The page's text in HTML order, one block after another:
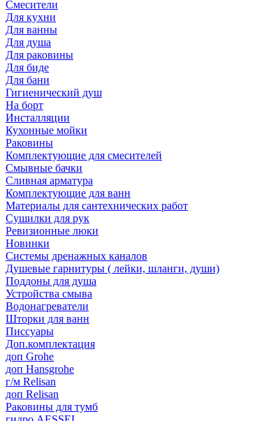
Смесители
Для кухни
Для ванны
Для душа
Для раковины
Для биде
Для бани
Гигиенический душ
На борт
Инсталляции
Кухонные мойки
Раковины
Комплектующие для смесителей
Смывные бачки
Сливная арматура
Комплектующие для ванн
Материалы для сантехнических работ
Сушилки для рук
Ревизионные люки
Новинки
Системы дренажных каналов
Душевые гарнитуры ( лейки, шланги, души)
Поддоны для душа
Устройства смыва
Водонагреватели
Шторки для ванн
Писсуары
Доп.комплектация
доп Grohe
доп Hansgrohe
г/м Relisan
доп Relisan
Раковины для тумб